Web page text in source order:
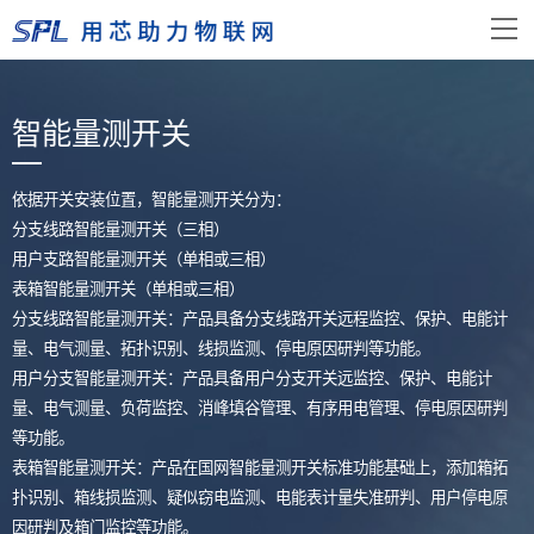
智能量测开关
依据开关安装位置，智能量测开关分为：
分支线路智能量测开关（三相）
用户支路智能量测开关（单相或三相）
表箱智能量测开关（单相或三相）
分支线路智能量测开关：产品具备分支线路开关远程监控、保护、电能计
量、电气测量、拓扑识别、线损监测、停电原因研判等功能。
用户分支智能量测开关：产品具备用户分支开关远监控、保护、电能计
量、电气测量、负荷监控、消峰填谷管理、有序用电管理、停电原因研判
等功能。
表箱智能量测开关：产品在国网智能量测开关标准功能基础上，添加箱拓
扑识别、箱线损监测、疑似窃电监测、电能表计量失准研判、用户停电原
因研判及箱门监控等功能。